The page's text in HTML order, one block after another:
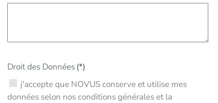
Droit des Données(*)
données selon nos conditions générales et la